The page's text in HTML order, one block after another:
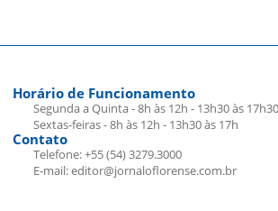
Horário de Funcionamento
Segunda a Quinta - 8h às 12h - 13h30 às 17h30
Sextas-feiras - 8h às 12h - 13h30 às 17h
Contato
Telefone: +55 (54) 3279.3000
E-mail: editor@jornaloflorense.com.br